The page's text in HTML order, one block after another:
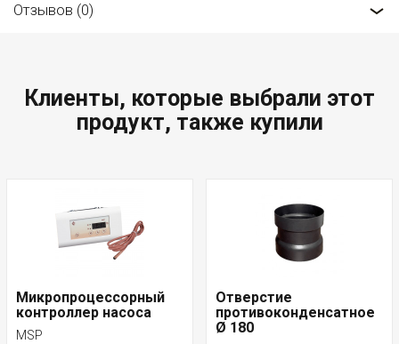
Отзывов (0)
Клиенты, которые выбрали этот
продукт, также купили
Микропроцессорный
контроллер насоса
MSP
Отверстие
противоконденсатное
Ø 180